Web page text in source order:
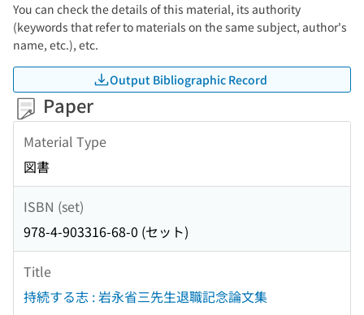
You can check the details of this material, its authority
(keywords that refer to materials on the same subject, author's
name, etc.), etc.
Output Bibliographic Record
Paper
Material Type
図書
ISBN (set)
978-4-903316-68-0 (セット)
Title
持続する志 : 岩永省三先生退職記念論文集